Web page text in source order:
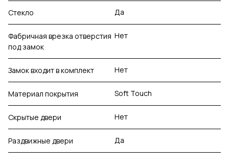
Стекло Да
Фабричная врезка отверстия
под замок
Нет
Замок входит в комплект Нет
Материал покрытия Soft Touch
Скрытые двери Нет
Раздвижные двери Да